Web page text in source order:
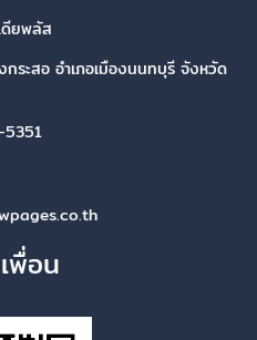
ดียพลัส
ระสอ อำเภอเมืองนนทบุรี จังหวัด
พื่อน